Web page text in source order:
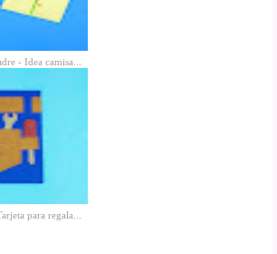
- Idea camisa...
para regala...